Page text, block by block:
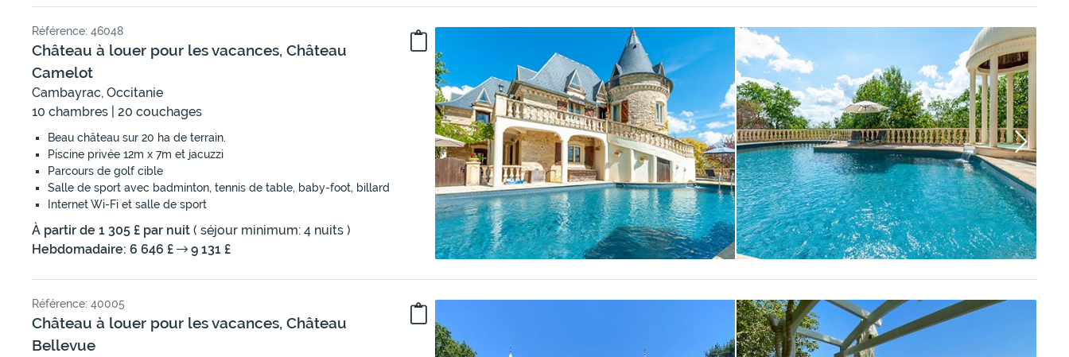
Référence: 46048
Château à louer pour les vacances, Château
Camelot
Cambayrac, Occitanie
10 chambres | 20 couchages
Beau château sur 20 ha de terrain.
Piscine privée 12m x 7m et jacuzzi
Parcours de golf cible
Salle de sport avec badminton, tennis de table, baby-foot, billard
Internet Wi-Fi et salle de sport
À partir de 1 305 £ par nuit ( séjour minimum: 4 nuits )
Hebdomadaire: 6 646 £
9 131 £
Référence: 40005
Château à louer pour les vacances, Château
Bellevue